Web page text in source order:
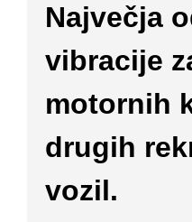
Največja
vibracije
motornih
drugih
vozil.